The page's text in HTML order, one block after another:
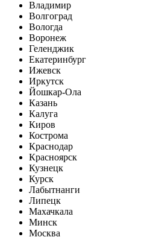
Владимир
Волгоград
Вологда
Воронеж
Геленджик
Екатеринбург
Ижевск
Иркутск
Йошкар-Ола
Казань
Калуга
Киров
Кострома
Краснодар
Красноярск
Кузнецк
Курск
Лабытнанги
Липецк
Махачкала
Минск
Москва